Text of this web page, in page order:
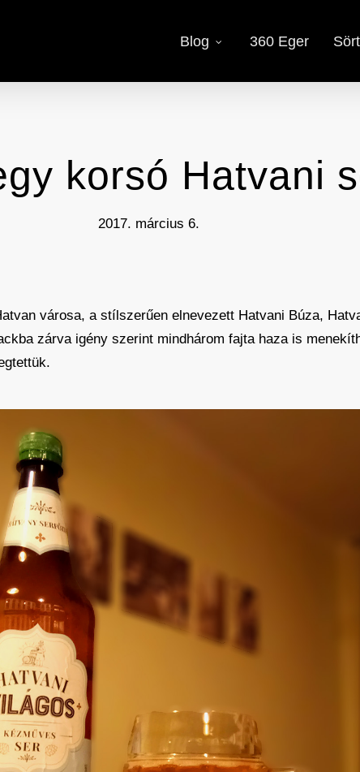
Blog 360 Eger
korsó Hatvani
2017. március 6.
városa, a stílszerűen elnevezett Hatvani Búza,
zárva igény szerint mindhárom fajta haza is